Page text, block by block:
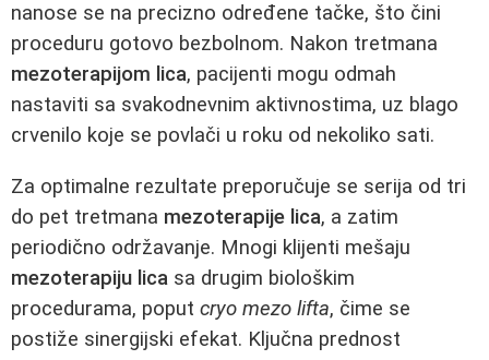
nanose se na precizno određene tačke, što čini
proceduru gotovo bezbolnom. Nakon tretmana
mezoterapijom lica, pacijenti mogu odmah
nastaviti sa svakodnevnim aktivnostima, uz blago
crvenilo koje se povlači u roku od nekoliko sati.
Za optimalne rezultate preporučuje se serija od tri
do pet tretmana mezoterapije lica, a zatim
periodično održavanje. Mnogi klijenti mešaju
mezoterapiju lica sa drugim biološkim
procedurama, poput cryo mezo lifta, čime se
postiže sinergijski efekat. Ključna prednost